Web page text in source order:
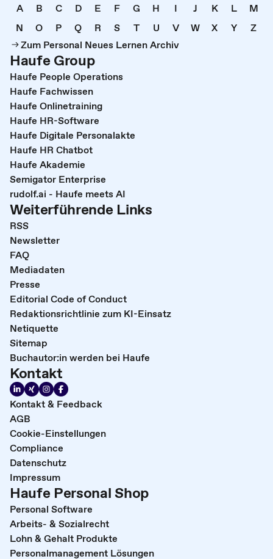
A B C D E F G H I J K L
M
N
O P Q R S T U V W X Y
Z
Zum Personal Neues Lernen Archiv
Haufe Group
Haufe People Operations
Haufe Fachwissen
Haufe Onlinetraining
Haufe HR-Software
Haufe Digitale Personalakte
Haufe HR Chatbot
Haufe Akademie
Semigator Enterprise
rudolf.ai - Haufe meets AI
Weiterführende Links
RSS
Newsletter
FAQ
Mediadaten
Presse
Editorial Code of Conduct
Redaktionsrichtlinie zum KI-Einsatz
Netiquette
Sitemap
Buchautor:in werden bei Haufe
Kontakt
Kontakt & Feedback
AGB
Cookie-Einstellungen
Compliance
Datenschutz
Impressum
Haufe Personal Shop
Personal Software
Arbeits- & Sozialrecht
Lohn & Gehalt Produkte
Personalmanagement Lösungen